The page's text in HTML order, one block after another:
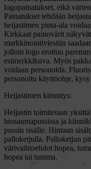
logopainatukset, eikä
Painatukset tehdään
heijastimen pinta-ala
Kirkkaat painovärit
markkinointiviestiin
jolloin logo erottuu
esimerkkikuva. Myös
voidaan personoida.
personoitu käyttöohje,
Heijastimen kiinnitys:
Heijastin toimitetaan
biosaumapussissa ja
pussin sisälle. Hintaan
palloketjulla. Palloketjun
värivaihtoehdot hopea,
hopea tai tumma.